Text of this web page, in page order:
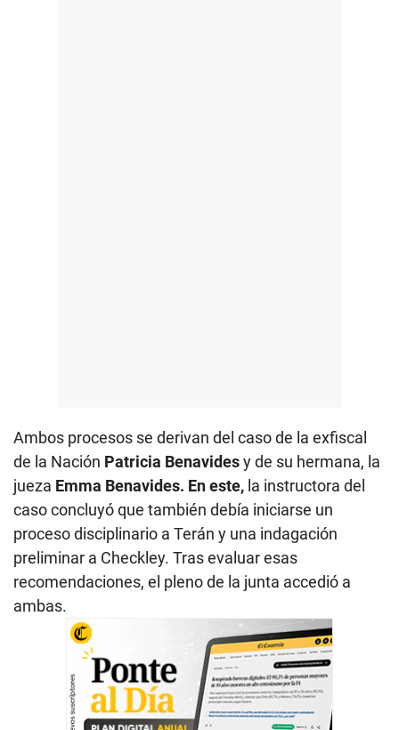
Ambos procesos se derivan del caso de la exfiscal
de la Nación Patricia Benavidesy de su hermana, la
jueza Emma Benavides. En este, la instructora del
caso concluyó que también debía iniciarse un
proceso disciplinario a Terán y una indagación
preliminar a Checkley. Tras evaluar esas
recomendaciones, el pleno de la junta accedió a
ambas.